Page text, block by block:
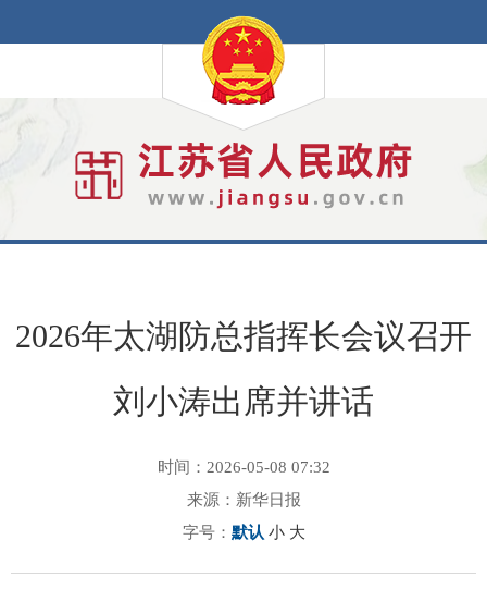
2026年太湖防总指挥长会议召开
刘小涛出席并讲话
时间：2026-05-08 07:32
来源：新华日报
字号： 默认 小 大